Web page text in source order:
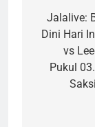
Jalalive:
Dini Hari
vs
Pukul